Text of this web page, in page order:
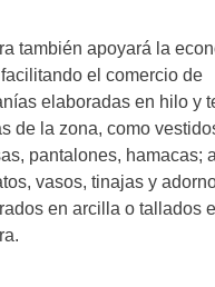
también apoyará la
facilitando el comercio de
elaboradas en hilo y
de la zona, como
pantalones, hamacas;
vasos, tinajas y
en arcilla o tallados